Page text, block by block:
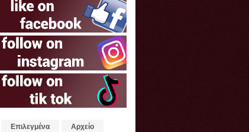
Επιλεγμένα Αρχείο